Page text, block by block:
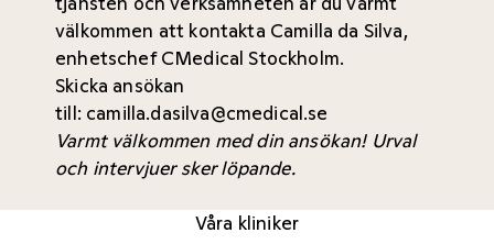
välkommen att kontakta Camilla da Silva,
enhetschef CMedical Stockholm.
Skicka ansökan
till: camilla.dasilva@cmedical.se
Varmt välkommen med din ansökan! Urval
och intervjuer sker löpande.
Våra kliniker